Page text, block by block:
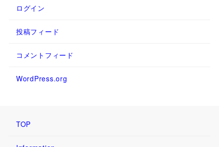
ログイン
投稿フィード
コメントフィード
WordPress.org
TOP